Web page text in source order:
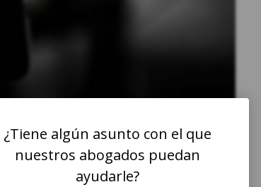
¿Tiene algún asunto con el que
nuestros abogados puedan
ayudarle?